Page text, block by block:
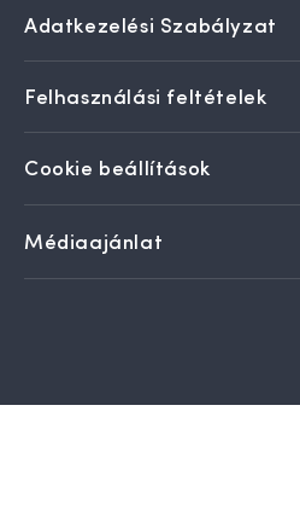
Adatkezelési Szabályzat
Felhasználási feltételek
Cookie beállítások
Médiaajánlat